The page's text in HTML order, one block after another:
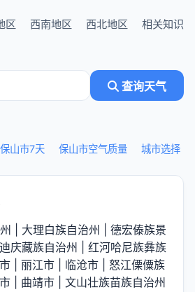
区 西南地区 西北地区 相关知识
查询天气
保山市7天 保山市空气质量 城市选择
大理白族自治州
德宏傣族景
迪庆藏族自治州
红河哈尼族彝族
丽江市 临沧市
怒江傈僳族
曲靖市
文山壮族苗族自治州